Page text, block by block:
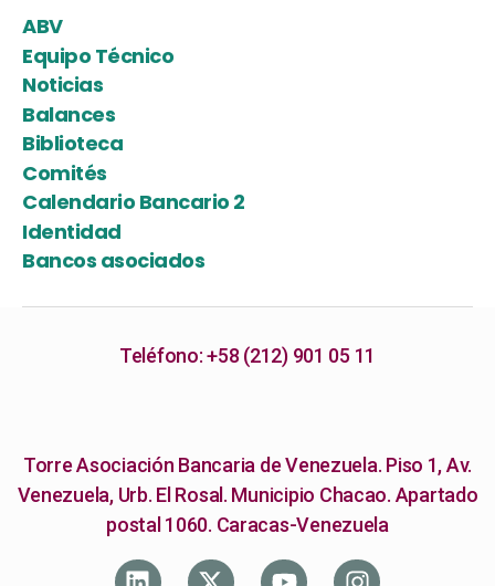
ABV
Equipo Técnico
Noticias
Balances
Biblioteca
Comités
Calendario Bancario 2
Identidad
Bancos asociados
Teléfono: +58 (212) 901 05 11
Torre Asociación Bancaria de Venezuela. Piso 1, Av.
Venezuela, Urb. El Rosal. Municipio Chacao. Apartado
postal 1060. Caracas-Venezuela